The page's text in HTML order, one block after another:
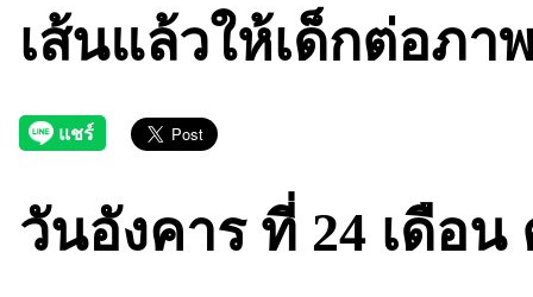
เส้นแล้วให้เด็กต่อภา
วันอังคาร ที่ 24 เดือน